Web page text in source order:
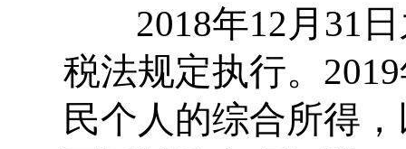
2018年12月31
税法规定执行。
民个人的综合所得